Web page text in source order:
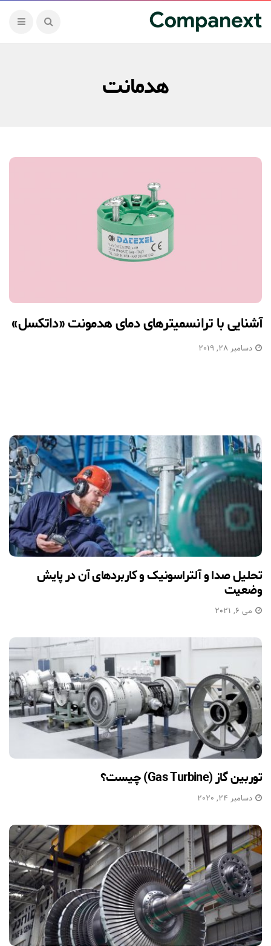
هدمانت
آشنایی با ترانسمیترهای دمای هدمونت «داتکسل»
دسامبر 28, 2019
تحلیل صدا و آلتراسونیک و کاربردهای آن در پایش
وضعیت
می 6, 2021
توربین گاز (Gas Turbine) چیست؟
دسامبر 24, 2020